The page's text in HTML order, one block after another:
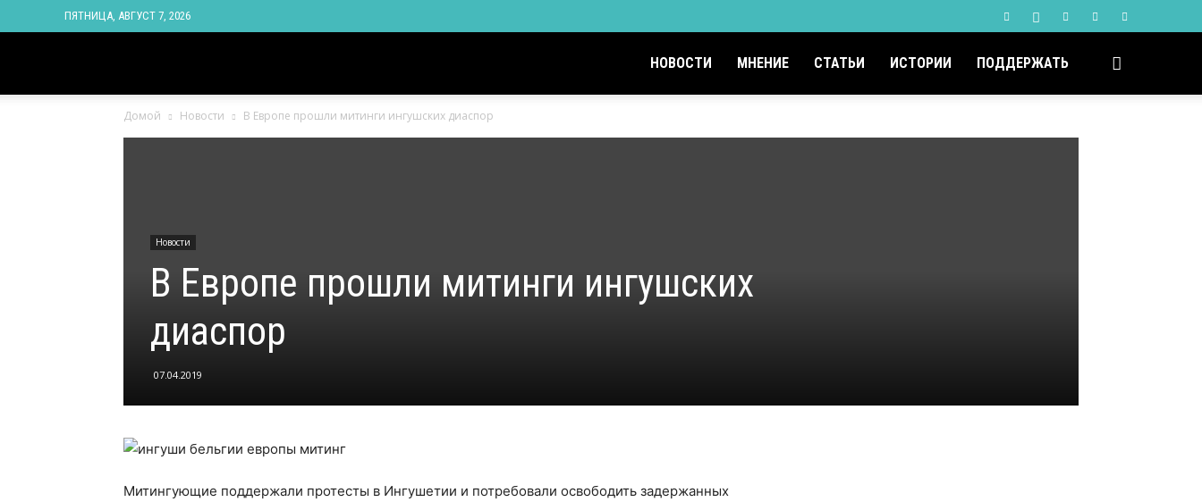
ПЯТНИЦА, АВГУСТ 7, 2026
Ингушетии
НОВОСТИ МНЕНИЕ СТАТЬИ ИСТОРИИ ПОДДЕРЖАТЬ
Домой Новости В Европе прошли митинги ингушских диаспор
Новости
В Европе прошли митинги ингушских
диаспор
07.04.2019
Митингующие поддержали протесты в Ингушетии и потребовали освободить задержанных